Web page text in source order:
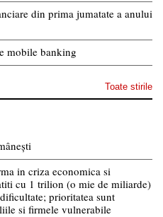
din prima jumatate a anului
mobile banking
Toate stirile
in criza economica si
cu 1 trilion (o mie de miliarde)
prioritatea sunt
si firmele vulnerabile